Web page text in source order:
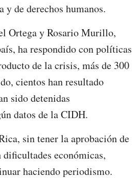
de derechos humanos.
Ortega y Rosario Murillo,
ha respondido con políticas
de la crisis, más de 300
cientos han resultado
sido detenidas
datos de la CIDH.
sin tener la aprobación de
económicas,
haciendo periodismo.